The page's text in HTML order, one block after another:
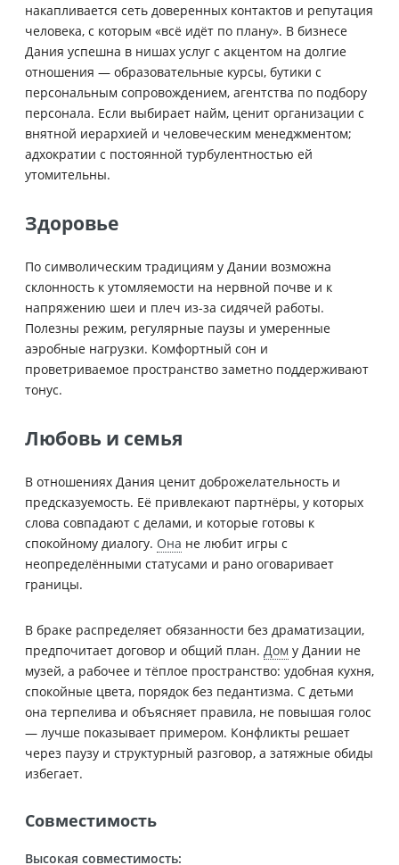
накапливается сеть доверенных контактов и репутация
человека, с которым «всё идёт по плану». В бизнесе
Дания успешна в нишах услуг с акцентом на долгие
отношения — образовательные курсы, бутики с
персональным сопровождением, агентства по подбору
персонала. Если выбирает найм, ценит организации с
внятной иерархией и человеческим менеджментом;
адхократии с постоянной турбулентностью ей
утомительны.
Здоровье
По символическим традициям у Дании возможна
склонность к утомляемости на нервной почве и к
напряжению шеи и плеч из-за сидячей работы.
Полезны режим, регулярные паузы и умеренные
аэробные нагрузки. Комфортный сон и
проветриваемое пространство заметно поддерживают
тонус.
Любовь и семья
В отношениях Дания ценит доброжелательность и
предсказуемость. Её привлекают партнёры, у которых
слова совпадают с делами, и которые готовы к
спокойному диалогу. Она не любит игры с
неопределёнными статусами и рано оговаривает
границы.
В браке распределяет обязанности без драматизации,
предпочитает договор и общий план. Дом у Дании не
музей, а рабочее и тёплое пространство: удобная кухня,
спокойные цвета, порядок без педантизма. С детьми
она терпелива и объясняет правила, не повышая голос
— лучше показывает примером. Конфликты решает
через паузу и структурный разговор, а затяжные обиды
избегает.
Совместимость
Высокая совместимость: